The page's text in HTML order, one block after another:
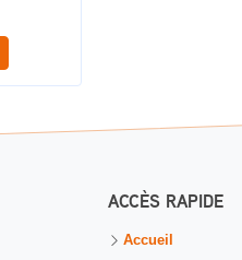
ACCÈS RAPIDE
Accueil